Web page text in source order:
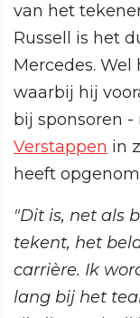
van het
Russell is het
Mercedes.
waarbij hij
bij sponsoren
Verstappen in
heeft
"Dit is, net als
tekent, het
carrière. Ik
lang bij het